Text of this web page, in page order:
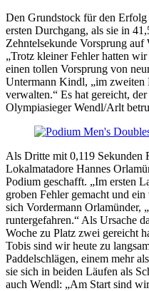
Den Grundstock für den
ersten Durchgang, als sie in
Zehntelsekunde Vorsprung
„Trotz kleiner Fehler hatten
einen tollen Vorsprung von
Untermann Kindl, „im
verwalten.“ Es hat gereicht,
Olympiasieger Wendl/Arlt
Als Dritte mit 0,119 Sekunden
Lokalmatadore Hannes
Podium geschafft. „Im ersten
groben Fehler gemacht und
sich Vordermann Orlamünder,
runtergefahren.“ Als Ursache
Woche zu Platz zwei gereicht
Tobis sind wir heute zu
Paddelschlägen, einem mehr
sie sich in beiden Läufen als
auch Wendl: „Am Start sind